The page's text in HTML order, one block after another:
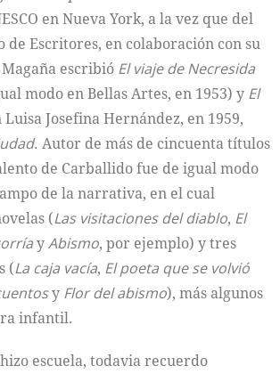
en Nueva York, a la vez que del
de Escritores, en colaboración con su
escribió El viaje de Necresida
modo en Bellas Artes, en 1953) y El
Luisa Josefina Hernández, en 1959,
. Autor de más de cincuenta títulos
de Carballido fue de igual modo
de la narrativa, en el cual
(Las visitaciones del diablo, El
yAbismo, por ejemplo) y tres
(La caja vacía, El poeta que se volvió
y Flor del abismo), más algunos
infantil.
escuela, todavia recuerdo